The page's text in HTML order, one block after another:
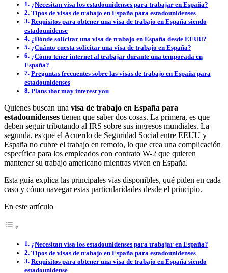
¿Necesitan visa los estadounidenses para trabajar en España?
Tipos de visas de trabajo en España para estadounidenses
Requisitos para obtener una visa de trabajo en España siendo
estadounidense
¿Dónde solicitar una visa de trabajo en España desde EEUU?
¿Cuánto cuesta solicitar una visa de trabajo en España?
¿Cómo tener internet al trabajar durante una temporada en
España?
Preguntas frecuentes sobre las visas de trabajo en España para
estadounidenses
Plans that may interest you
Quienes buscan una visa de trabajo en España para
estadounidenses tienen que saber dos cosas. La primera, es que
deben seguir tributando al IRS sobre sus ingresos mundiales. La
segunda, es que el Acuerdo de Seguridad Social entre EEUU y
España no cubre el trabajo en remoto, lo que crea una complicación
específica para los empleados con contrato W-2 que quieren
mantener su trabajo americano mientras viven en España.
Esta guía explica las principales vías disponibles, qué piden en cada
caso y cómo navegar estas particularidades desde el principio.
En este artículo
¿Necesitan visa los estadounidenses para trabajar en España?
Tipos de visas de trabajo en España para estadounidenses
Requisitos para obtener una visa de trabajo en España siendo
estadounidense